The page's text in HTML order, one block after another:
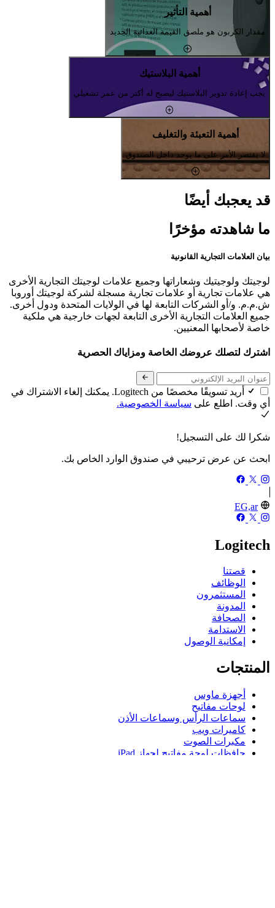
أهمية التأثير
مقدار الكربون هو ملصق القيمة الغذائية الجديد
أهمية البلاستيك
يجب إعادة تدوير البلاستيك ليصبح له أكثر من عمر تشغيلي
أهمية التعبئة والتغليف
لا يقتصر الأمر على ما يوجد داخل الصندوق
قد يعجبك أيضًا
ما شاهدته مؤخرًا
بيان العلامات التجارية القانونية
لوجيتك ولوجيتيك وشعاراتها وجميع علامات لوجيتك التجارية الأخرى
هي علامات تجارية أو علامات تجارية مسجلة لشركة لوجيتك أوروبا
ش.م.م. و/أو الشركات التابعة لها في الولايات المتحدة ودول أخرى.
جميع العلامات التجارية الأخرى التابعة لجهات خارجية هي ملكية
خاصة لأصحابها المعنيين.
اشترك لتصلك عروضك الخاصة ومزاياك الحصرية
أريد تسويقًا مخصصًا من Logitech. يمكنك إلغاء الاشتراك في
أي وقت. اطلع على سياسة الخصوصية.
شكرا لك على التسجيل!
ابحث عن عرض ترحيبي في صندوق الوارد الخاص بك.
EG,ar
Logitech
قصتنا
الوظائف
المستثمرون
المدونة
الصحافة
الاستدامة
إمكانية الوصول
المنتجات
أجهزة ماوس
لوحات مفاتيح
سماعات الرأس وسماعات الأذن
كاميرات ويب
مكبرات الصوت
حافظات لوحة مفاتيح لجهاز iPad